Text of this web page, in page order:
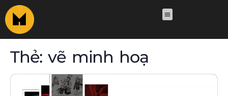
Thẻ:vẽ minh hoạ